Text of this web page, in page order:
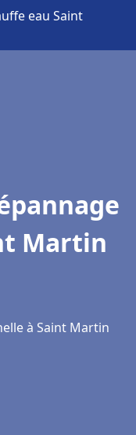
eau Saint
Martin
à Saint Martin